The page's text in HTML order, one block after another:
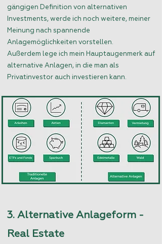
gängigen Definition von alternativen
Investments, werde ich noch weitere, meiner
Meinung nach spannende
Anlagemöglichkeiten vorstellen.
Außerdem lege ich mein Hauptaugenmerk auf
alternative Anlagen, in die man als
Privatinvestor auch investieren kann.
3. Alternative Anlageform -
Real Estate